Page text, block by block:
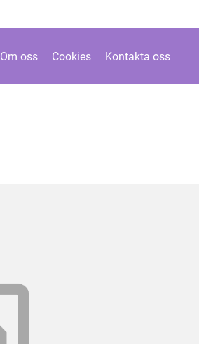
Om oss Cookies Kontakta oss